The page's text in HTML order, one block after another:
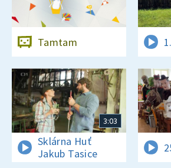
Tamtam
3:03
Sklárna Huť
Jakub Tasice